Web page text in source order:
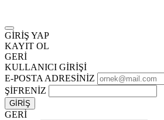
GİRİŞ YAP
KAYIT OL
GERİ
KULLANICI GİRİŞİ
E-POSTA ADRESİNİZ
ŞİFRENİZ
GERİ